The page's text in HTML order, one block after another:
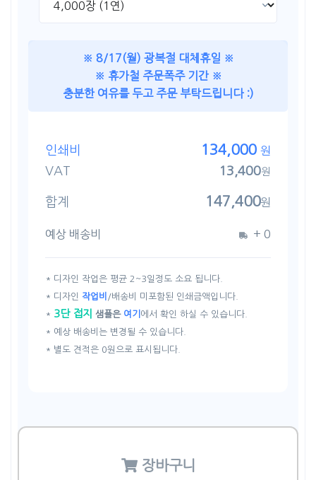
※ 8/17(월) 광복절 대체휴일 ※
※ 휴가철 주문폭주 기간 ※
충분한 여유를 두고 주문 부탁드립니다 :)
인쇄비 134,000 원
VAT 13,400원
합계 147,400원
예상 배송비 + 0
* 디자인 작업은 평균 2~3일정도 소요 됩니다.
* 디자인 작업비 /배송비 미포함된 인쇄금액입니다.
* 3단 접지 샘플은 여기 에서 확인 하실 수 있습니다.
* 예상 배송비는 변경될 수 있습니다.
* 별도 견적은 0원으로 표시됩니다.
장바구니